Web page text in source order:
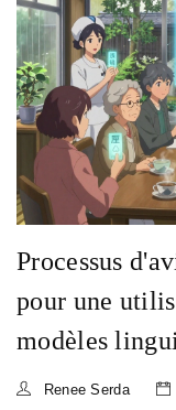
Processus
pour une
modèles
Renee Serda